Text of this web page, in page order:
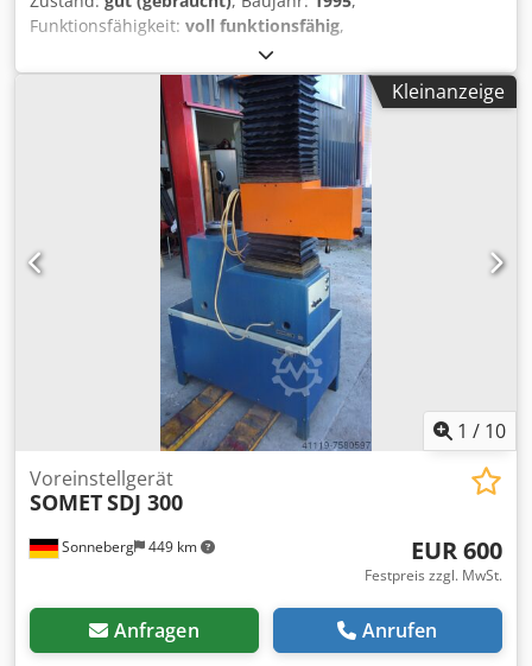
Funktionsfähigkeit: voll funktionsfähig,
Maschinen-/Fahrzeugnummer:
420 mm, Verfahrweg Z-Achse:420 mm, Ausstattung:
Dokumentation/Handbuch, Werkzeugvoreinstellgerät
Dcedpfx Aksw N N I Uj Ujk Fabr.KECHL Type:Trabant 351-
2/M Bj.1995 Fahrbar mit Hand / mit Handrad / Taste
vorschub und Eilgang . Fahrwege : X/Y 270 mm Im Gutem
Zustand . Dokus Vorhanden .
Kleinanzeige
1 / 10
Sonneberg 449 km
Voreinstellgerät
SOMETSDJ 300
EUR 600
Festpreis zzgl. MwSt.
Anfragen Anrufen